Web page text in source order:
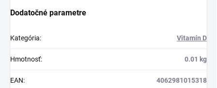
Dodatočné parametre
Kategória: Vitamín D
Hmotnosť: 0.01 kg
EAN: 4062981015318